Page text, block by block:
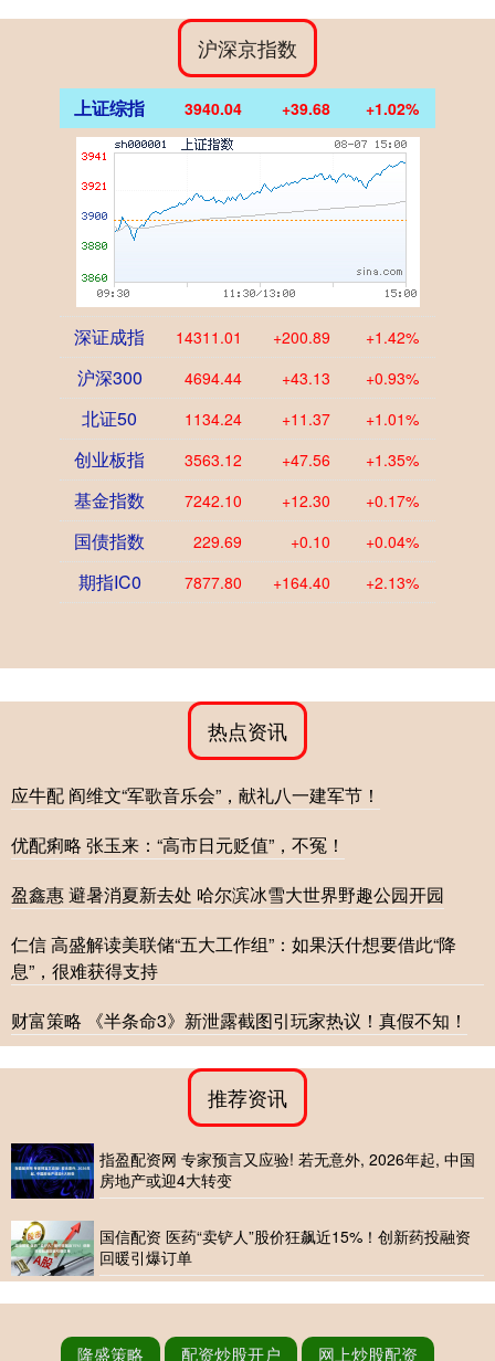
沪深京指数
上证综指 3940.04 +39.68 +1.02%
深证成指 14311.01 +200.89 +1.42%
沪深300 4694.44 +43.13 +0.93%
北证50 1134.24 +11.37 +1.01%
创业板指 3563.12 +47.56 +1.35%
基金指数 7242.10 +12.30 +0.17%
国债指数 229.69 +0.10 +0.04%
期指IC0 7877.80 +164.40 +2.13%
热点资讯
应牛配 阎维文“军歌音乐会”，献礼八一建军节！
优配痢略 张玉来：“高市日元贬值”，不冤！
盈鑫惠 避暑消夏新去处 哈尔滨冰雪大世界野趣公园开园
仁信 高盛解读美联储“五大工作组”：如果沃什想要借此“降
息”，很难获得支持
财富策略 《半条命3》新泄露截图引玩家热议！真假不知！
推荐资讯
指盈配资网 专家预言又应验! 若无意外, 2026年起, 中国
房地产或迎4大转变
国信配资 医药“卖铲人”股价狂飙近15%！创新药投融资
回暖引爆订单
隆盛策略 配资炒股开户 网上炒股配资